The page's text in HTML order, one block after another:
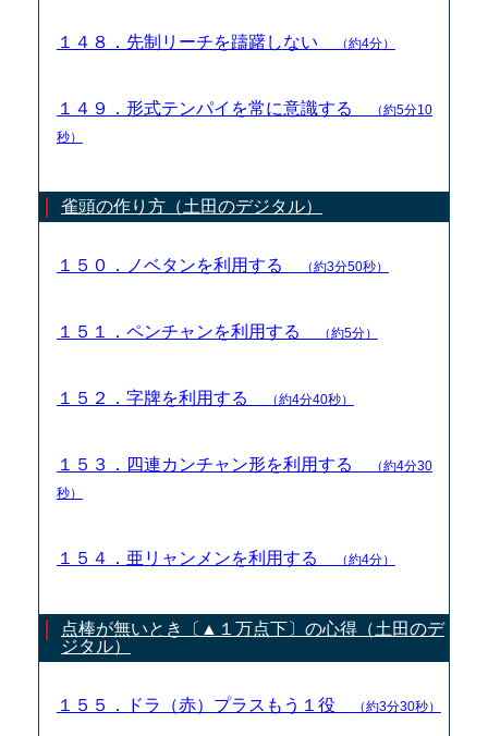
１４８．先制リーチを躊躇しない （約4分）
１４９．形式テンパイを常に意識する
（約5分10
秒）
雀頭の作り方（土田のデジタル）
１５０．ノベタンを利用する （約3分50秒）
１５１．ペンチャンを利用する （約5分）
１５２．字牌を利用する （約4分40秒）
１５３．四連カンチャン形を利用する
（約4分30
秒）
１５４．亜リャンメンを利用する （約4分）
点棒が無いとき〔▲１万点下〕の心得（土田のデ
ジタル）
１５５．ドラ（赤）プラスもう１役 （約3分30秒）